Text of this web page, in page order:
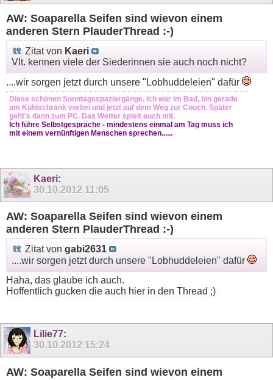
AW: Soaparella Seifen sind wievon einem
anderen Stern PlauderThread :-)
Zitat von Kaeri
Vlt. kennen viele der Siederinnen sie auch noch nicht?
....wir sorgen jetzt durch unsere "Lobhuddeleien" dafür
Diese schönen Sonntagsspaziergänge. Ich war im Bad, bin gerade
am Kühlschrank vorbei und jetzt auf dem Weg zur Couch. Später
geht's dann zum PC. Das Wetter spielt auch mit.
Ich führe Selbstgespräche - mindestens einmal am Tag muss ich
mit einem vernünftigen Menschen sprechen......
Kaeri:
30.10.2012 11:05
AW: Soaparella Seifen sind wievon einem
anderen Stern PlauderThread :-)
Zitat von gabi2631
....wir sorgen jetzt durch unsere "Lobhuddeleien" dafür
Haha, das glaube ich auch.
Hoffentlich gucken die auch hier in den Thread ;)
Lilie77:
30.10.2012 15:24
AW: Soaparella Seifen sind wievon einem